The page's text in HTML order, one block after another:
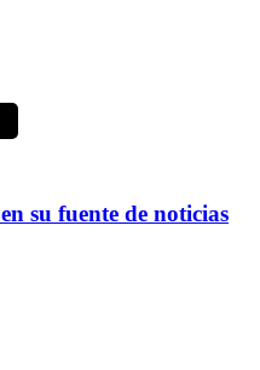
en su fuente de noticias